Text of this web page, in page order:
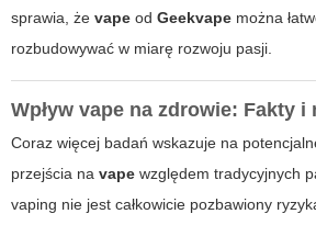
sprawia, że vape od Geekvape można
rozbudowywać w miarę rozwoju pasji.
Wpływ vape na zdrowie: Fakty i
Coraz więcej badań wskazuje na
przejścia na vape względem tradycyjnych
vaping nie jest całkowicie pozbawiony